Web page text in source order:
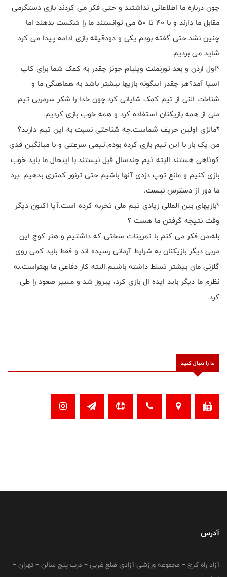
چون درباره ما اطلاعاتی نداشتند و حتی فکر می کردند بازی دستگرمی
مقابل ما دارند و با 40 تا 50 می توانستند ما را شکست بدهند اما
چنین نشد.حتی گفته بودم یکی و دودقیقه بازی ادامه پیدا می کرد
شاید می بردیم.
*اول اردن و بعد تورنمنت ویلیام جونز چقدر به کمک شما برای کاپ
اسیا آمد؟هر چقدر اینگونه بازیها بیشتر باشد به هماهنگی ما و
شناخت النی از تیم کمک شایانی کرد.چون خدا را شکر سرمربی تیم
ملی از همه بازیکنان استفاده کرد و همه خوب بازی کردیم.
*مالزی اولین حریف شماست.چه شناحتی نسبت به این تیم دارید؟
من یک بار با این تیم بازی کرده بودم.تیمی سرعتی و با میانگین قدی
کوتاهی هستند.البته تیم چندسال قبل نیستند.با اینحال ما باید خوب
بازی کنیم و مانع توپ دزدی آنها باشیم.حتی ترنور کمتری بدهیم .برد
ما دور از دسترس نیست.
*بازیهای بین المللی زیادی تیم ملی تجربه کرده است.آیا اکنون دیگر
وقت نتیجه گرفتن ما هست ؟
بله،من فکر می کنم با تمرینات سختی که داشتیم و هنر کوچ این
مربی دیگر بازیکنان به شرایط آرمانی رسیده اند و فقط باید کمی روی
گلزنی مان بیشتر تسلط داشته باشیم.البته کار دفاعی ما بهتراست.به
نظرم ما دیگر باید ایده ال بازی کرد، پیروز شد و مسیر صعود را طی
کرد.
ما را دنبال کنید
آدرس
آزاد راه کرج – مجموعه ورزشی آزادی ضلع غربی – درب پنج سالن – تهران –